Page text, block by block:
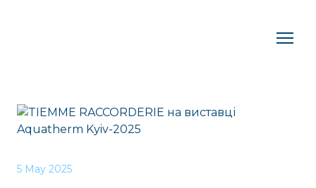
5 May 2025